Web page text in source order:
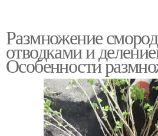
Черенки в августе
Черенки от маточного
куста
Размножение
отводками и
Особенности